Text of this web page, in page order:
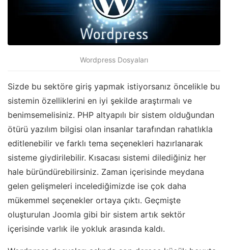
Wordpress Dosyaları
Sizde bu sektöre giriş yapmak istiyorsanız öncelikle bu
sistemin özelliklerini en iyi şekilde araştırmalı ve
benimsemelisiniz. PHP altyapılı bir sistem olduğundan
ötürü yazılım bilgisi olan insanlar tarafından rahatlıkla
editlenebilir ve farklı tema seçenekleri hazırlanarak
sisteme giydirilebilir. Kısacası sistemi dilediğiniz her
hale büründürebilirsiniz. Zaman içerisinde meydana
gelen gelişmeleri incelediğimizde ise çok daha
mükemmel seçenekler ortaya çıktı. Geçmişte
oluşturulan Joomla gibi bir sistem artık sektör
içerisinde varlık ile yokluk arasında kaldı.